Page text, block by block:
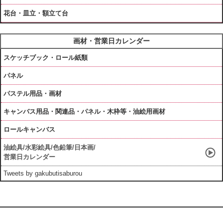
花台・皿立・額立て台
画材・営業日カレンダー
スケッチブック・ロール紙類
パネル
パステル用品・画材
キャンバス用品・関連品・パネル・木枠等・油絵用画材
ロールキャンバス
油絵具/水彩絵具/色鉛筆/日本画/
営業日カレンダー
Tweets by gakubutisaburou